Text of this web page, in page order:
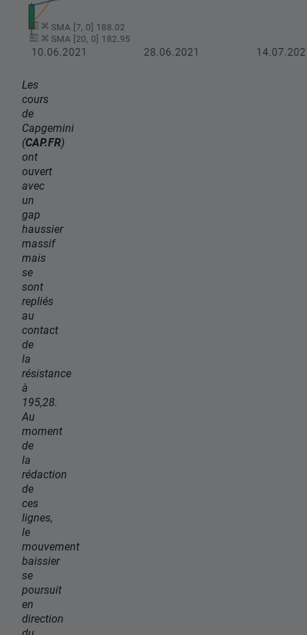
Les
cours
de
Capgemini
(CAP.FR)
ont
ouvert
avec
un
gap
haussier
massif
mais
se
sont
repliés
au
contact
de
la
résistance
à
195,28.
Au
moment
de
la
rédaction
de
ces
lignes,
le
mouvement
baissier
se
poursuit
en
direction